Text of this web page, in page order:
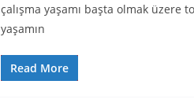
çalışma yaşamı başta olmak üzere
yaşamın
Read More